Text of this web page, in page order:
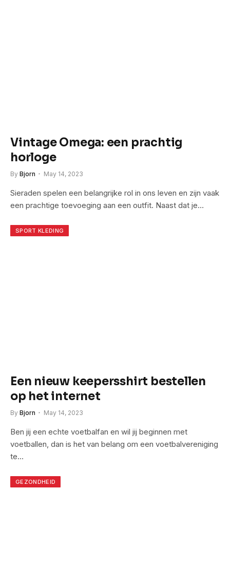
Vintage Omega: een prachtig
horloge
By Bjorn May 14, 2023
Sieraden spelen een belangrijke rol in ons leven en zijn vaak
een prachtige toevoeging aan een outfit. Naast dat je…
SPORT KLEDING
Een nieuw keepersshirt bestellen
op het internet
By Bjorn May 14, 2023
Ben jij een echte voetbalfan en wil jij beginnen met
voetballen, dan is het van belang om een voetbalvereniging
te…
GEZONDHEID